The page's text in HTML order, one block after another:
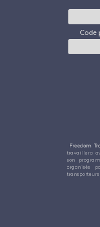
Freedom
travaillera
son
organisés